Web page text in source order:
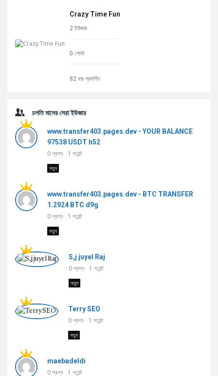
Crazy Time Fun
2 ইউজার
0 পোস্ট
82 বার প্রদর্শিত
চলতি মাসের সেরা ইউজার
www.transfer403.pages.dev - YOUR BALANCE
97538 USDT h52
0প্রশ্ন 1 পয়েন্ট
নতুন
www.transfer403.pages.dev - BTC TRANSFER
1.2924 BTC d9g
0প্রশ্ন 1 পয়েন্ট
নতুন
S,j juyel Raj
0প্রশ্ন 1 পয়েন্ট
নতুন
Terry SEO
0প্রশ্ন 1 পয়েন্ট
নতুন
maebadeldi
0প্রশ্ন 1 পয়েন্ট